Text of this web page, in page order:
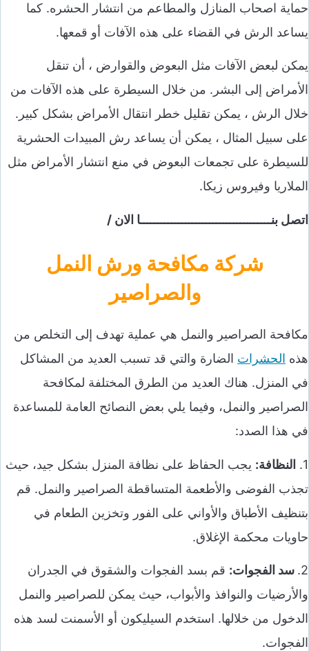
حماية اصحاب المنازل والمطاعم من انتشار الحشره. كما
يساعد الرش في القضاء على هذه الآفات أو قمعها.
يمكن لبعض الآفات مثل البعوض والقوارض ، أن تنقل
الأمراض إلى البشر. من خلال السيطرة على هذه الآفات من
خلال الرش ، يمكن تقليل خطر انتقال الأمراض بشكل كبير.
على سبيل المثال ، يمكن أن يساعد رش المبيدات الحشرية
للسيطرة على تجمعات البعوض في منع انتشار الأمراض مثل
الملاريا وفيروس زيكا.
اتصل بنــــــــــــــــــــــــــــــــــــــا الان /
شركة مكافحة ورش النمل
والصراصير
مكافحة الصراصير والنمل هي عملية تهدف إلى التخلص من
هذه الحشرات الضارة والتي قد تسبب العديد من المشاكل
في المنزل. هناك العديد من الطرق المختلفة لمكافحة
الصراصير والنمل، وفيما يلي بعض النصائح العامة للمساعدة
في هذا الصدد:
1. النظافة: يجب الحفاظ على نظافة المنزل بشكل جيد، حيث
تجذب الفوضى والأطعمة المتساقطة الصراصير والنمل. قم
بتنظيف الأطباق والأواني على الفور وتخزين الطعام في
حاويات محكمة الإغلاق.
2. سد الفجوات: قم بسد الفجوات والشقوق في الجدران
والأرضيات والنوافذ والأبواب، حيث يمكن للصراصير والنمل
الدخول من خلالها. استخدم السيليكون أو الأسمنت لسد هذه
الفجوات.